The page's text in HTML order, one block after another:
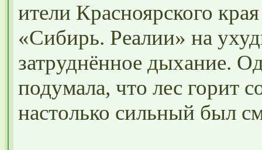
ители Красноярского
«Сибирь. Реалии» на
затруднённое дыхание.
подумала, что лес горит
настолько сильный был